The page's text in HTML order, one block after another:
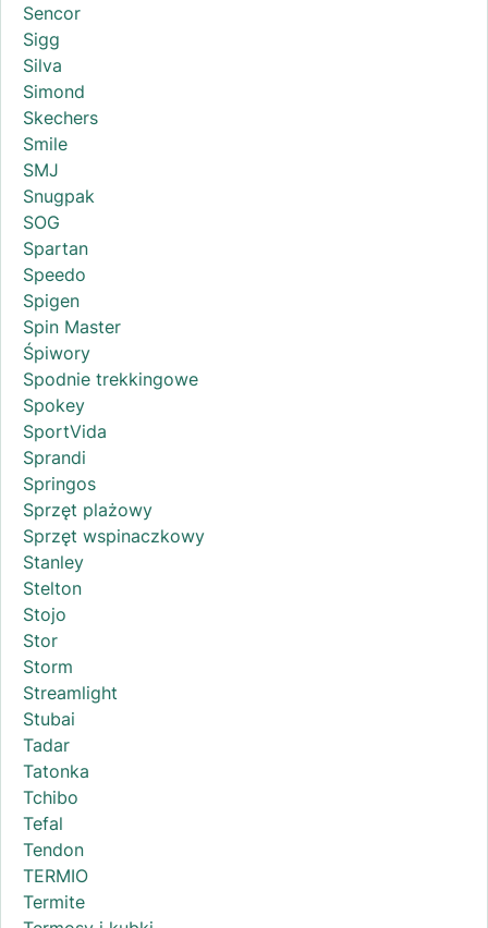
Sencor
Sigg
Silva
Simond
Skechers
Smile
SMJ
Snugpak
SOG
Spartan
Speedo
Spigen
Spin Master
Śpiwory
Spodnie trekkingowe
Spokey
SportVida
Sprandi
Springos
Sprzęt plażowy
Sprzęt wspinaczkowy
Stanley
Stelton
Stojo
Stor
Storm
Streamlight
Stubai
Tadar
Tatonka
Tchibo
Tefal
Tendon
TERMIO
Termite